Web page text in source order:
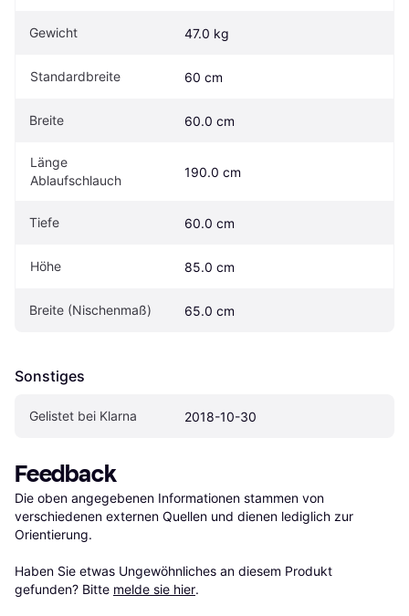
Gewicht 47.0 kg
Standardbreite 60 cm
Breite 60.0 cm
Länge
Ablaufschlauch
190.0 cm
Tiefe 60.0 cm
Höhe 85.0 cm
Breite (Nischenmaß) 65.0 cm
Sonstiges
Gelistet bei Klarna 2018-10-30
Feedback
Die oben angegebenen Informationen stammen von
verschiedenen externen Quellen und dienen lediglich zur
Orientierung.
Haben Sie etwas Ungewöhnliches an diesem Produkt
gefunden? Bitte melde sie hier.